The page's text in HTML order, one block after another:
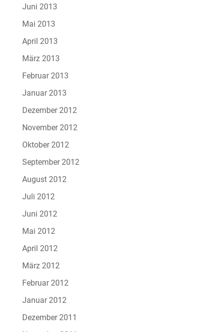
Juni 2013
Mai 2013
April 2013
März 2013
Februar 2013
Januar 2013
Dezember 2012
November 2012
Oktober 2012
September 2012
August 2012
Juli 2012
Juni 2012
Mai 2012
April 2012
März 2012
Februar 2012
Januar 2012
Dezember 2011